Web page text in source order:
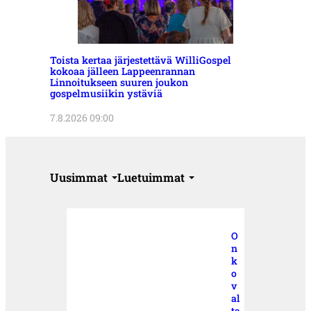
Toista kertaa järjestettävä WilliGospel
kokoaa jälleen Lappeenrannan
Linnoitukseen suuren joukon
gospelmusiikin ystäviä
7.8.2026 09:00
Uusimmat Luetuimmat
O
n
k
o
v
al